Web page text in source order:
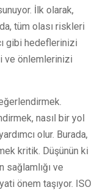
İlk olarak,
tüm olası riskleri
gibi hedeflerinizi
ve önlemlerinizi
nasıl bir yol
olur. Burada,
kritik. Düşünün ki
sağlamlığı ve
önem taşıyor. ISO